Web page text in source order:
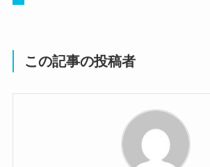
この記事の投稿者